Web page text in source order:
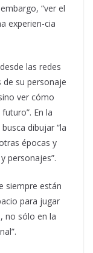
“ver el
experien-cia
las redes
de su personaje
ver cómo
En la
dibujar “la
épocas y
personajes”.
siempre están
para jugar
no sólo en la